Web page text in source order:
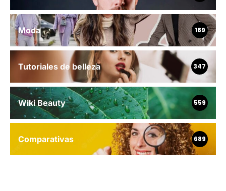
Moda 189
Tutoriales de belleza 347
Wiki Beauty 559
Comparativas 689